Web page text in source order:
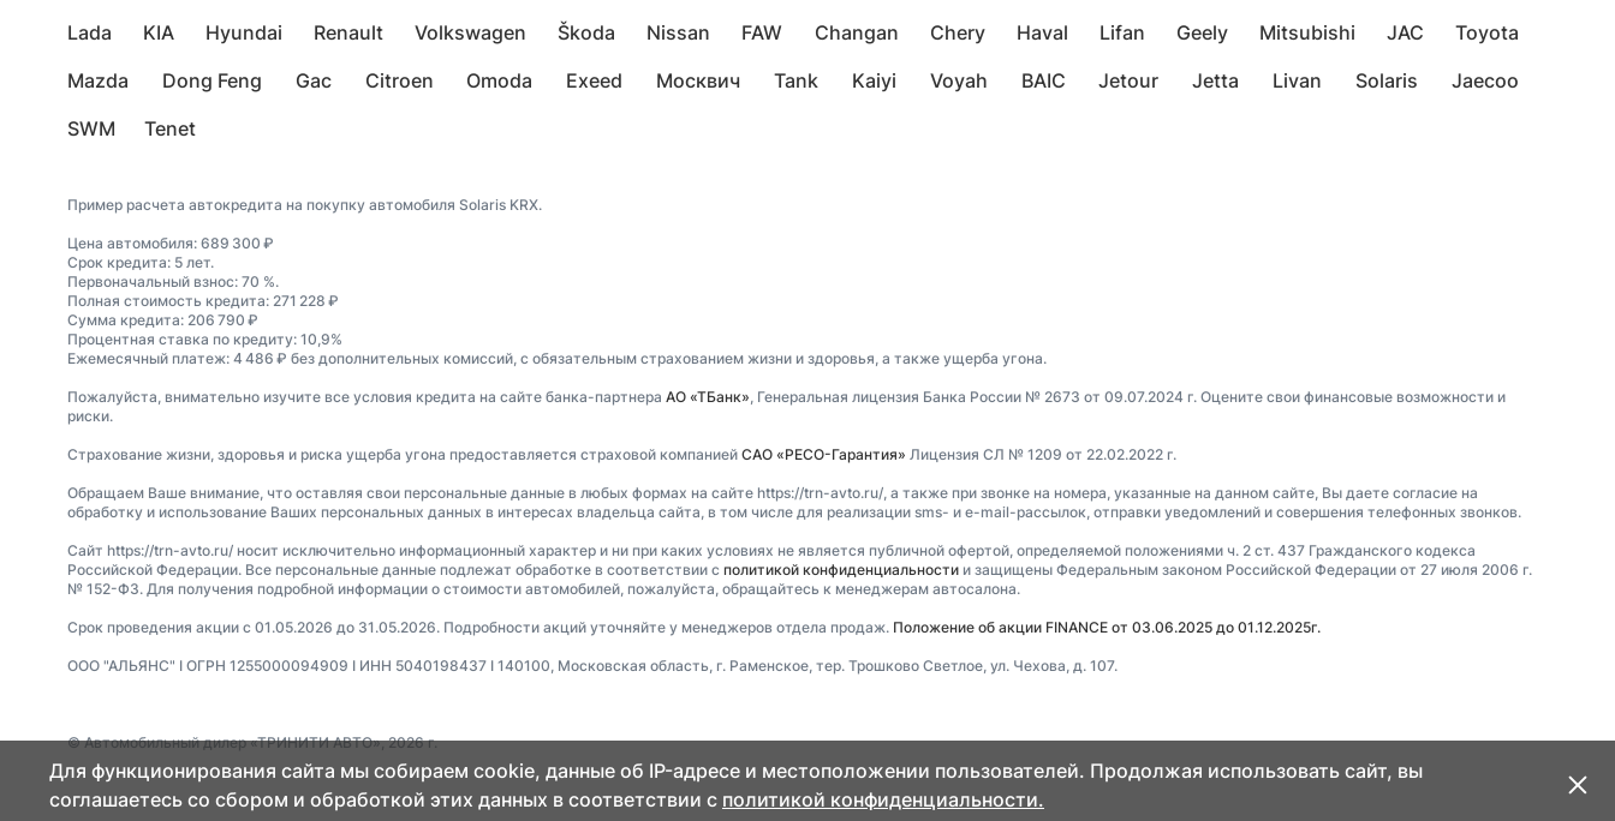
Lada KIA Hyundai Renault Volkswagen Škoda Nissan FAW Changan Chery Haval Lifan Geely Mitsubishi JAC
Toyota
Mazda
Dong Feng Gac Citroen Omoda Exeed Москвич Tank Kaiyi Voyah BAIC Jetour Jetta Livan Solaris
Jaecoo
SWM
Tenet
Пример расчета автокредита на покупку автомобиля Solaris KRX.
Цена автомобиля: 689 300 ₽
Срок кредита: 5 лет.
Первоначальный взнос: 70 %.
Полная стоимость кредита: 271 228 ₽
Сумма кредита: 206 790 ₽
Процентная ставка по кредиту: 10,9%
Ежемесячный платеж: 4 486 ₽ без дополнительных комиссий, с обязательным страхованием жизни и здоровья, а также ущерба угона.
Пожалуйста, внимательно изучите все условия кредита на сайте банка-партнера АО «ТБанк», Генеральная лицензия Банка России № 2673 от 09.07.2024 г. Оцените свои финансовые возможности и
риски.
Страхование жизни, здоровья и риска ущерба угона предоставляется страховой компанией САО «РЕСО-Гарантия» Лицензия СЛ № 1209 от 22.02.2022 г.
Обращаем Ваше внимание, что оставляя свои персональные данные в любых формах на сайте https://trn-avto.ru/, а также при звонке на номера, указанные на данном сайте, Вы даете согласие на
обработку и использование Ваших персональных данных в интересах владельца сайта, в том числе для реализации sms- и e-mail-рассылок, отправки уведомлений и совершения телефонных звонков.
Сайт https://trn-avto.ru/ носит исключительно информационный характер и ни при каких условиях не является публичной офертой, определяемой положениями ч. 2 ст. 437 Гражданского кодекса
Российской Федерации. Все персональные данные подлежат обработке в соответствии с политикой конфиденциальности и защищены Федеральным законом Российской Федерации от 27 июля 2006 г.
№ 152-ФЗ. Для получения подробной информации о стоимости автомобилей, пожалуйста, обращайтесь к менеджерам автосалона.
Срок проведения акции с 01.05.2026 до 31.05.2026. Подробности акций уточняйте у менеджеров отдела продаж. Положение об акции FINANCE от 03.06.2025 до 01.12.2025г.
ООО "АЛЬЯНС" I ОГРН 1255000094909 I ИНН 5040198437 I 140100, Московская область, г. Раменское, тер. Трошково Светлое, ул. Чехова, д. 107.
© Автомобильный дилер «ТРИНИТИ АВТО», 2026 г.
Для функционирования сайта мы собираем cookie, данные об IP-адресе и местоположении пользователей. Продолжая использовать сайт, вы
соглашаетесь со сбором и обработкой этих данных в соответствии с политикой конфиденциальности.